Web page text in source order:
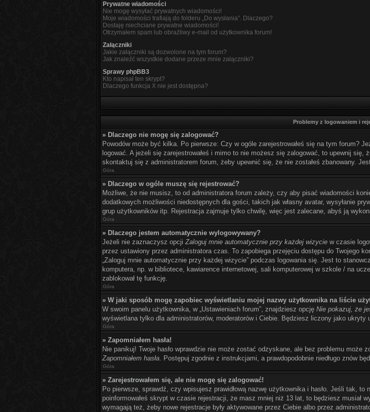
Prywatne wiadomości
Nie mogę wysyłać prywatnych wiadomości!
Moje wiadomości trafiają do folderu „Do wysłania”. Dlaczego?
Dostaję niechciane prywatne wiadomości!
Otrzymałem spam lub obraźliwy e-mail od użytkownika forum!
Załączniki
Jakie załączniki są dozwolone na tym forum?
Jak znaleźć wszystkie dodane przeze mnie załączniki?
Sprawy phpBB3
Kto napisał ten skrypt?
Dlaczego funkcja X nie jest dostępna?
Problemy z logowaniem i
» Dlaczego nie mogę się zalogować?
Powodów może być kilka. Po pierwsze: Czy w ogóle zarejestrowałeś się na tym forum?
logować. A jeżeli się zarejestrowałeś i mimo to nie możesz się zalogować, to upewnij się,
skontaktuj się z administratorem forum, żeby upewnić się, że nie zostałeś zbanowany.
Góra
» Dlaczego w ogóle muszę się rejestrować?
Możliwe, że nie musisz, to od administratora forum zależy, czy aby pisać wiadomości
dodatkowych możliwości niedostępnych dla gości, takich jak własny avatar, wysyłanie
grup użytkowników itp. Rejestracja zajmuje tylko chwilę, więc jest zalecane, abyś ją
Góra
» Dlaczego jestem automatycznie wylogowywany?
Jeżeli nie zaznaczysz opcji Zaloguj mnie automatycznie przy każdej wizycie w czasie
przez ustawiony przez administratora czas. To zapobiega przejęciu dostępu do Twojego
„Zaloguj mnie automatycznie przy każdej wizycie” podczas logowania się. Jest to
komputera, np. w bibliotece, kawiarence internetowej, sali komputerowej w szkole / na
zablokował tę funkcję.
Góra
» W jaki sposób mogę zapobiec wyświetlaniu mojej nazwy użytkownika na liście
W swoim panelu użytkownika, w „Ustawieniach forum”, znajdziesz opcję Nie pokazuj, że
wyświetlana tylko dla administratorów, moderatorów i Ciebie. Będziesz liczony jako ukryty
Góra
» Zapomniałem hasła!
Nie panikuj! Twoje hasło wprawdzie nie może zostać odzyskane, ale bez problemu
Zapomniałem hasła. Postępuj zgodnie z instrukcjami, a prawdopodobnie niedługo znów
Góra
» Zarejestrowałem się, ale nie mogę się zalogować!
Po pierwsze, sprawdź, czy wpisujesz prawidłową nazwę użytkownika i hasło. Jeśli tak,
poinformowałeś skrypt w czasie rejestracji, że masz mniej niż 13 lat, to będziesz musiał
wymagają też, żeby nowe rejestracje były aktywowane przez Ciebie albo przez